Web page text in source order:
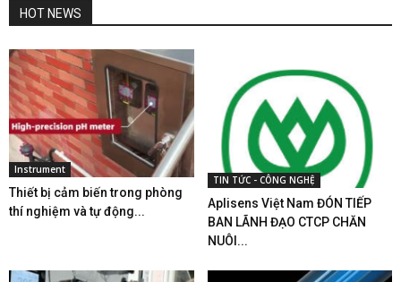
HOT NEWS
Instrument
Thiết bị cảm biến trong phòng
thí nghiệm và tự động...
TIN TỨC - CÔNG NGHỆ
Aplisens Việt Nam ĐÓN TIẾP
BAN LÃNH ĐẠO CTCP CHĂN
NUÔI...